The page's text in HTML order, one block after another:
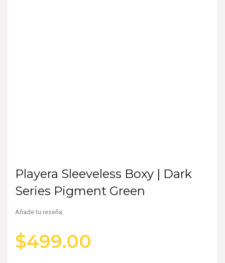
Playera Sleeveless Boxy | Dark
Series Pigment Green
Añade tu reseña
$499.00